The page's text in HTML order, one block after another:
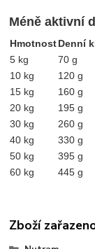
Méně aktivní
HmotnostDenní
5 kg
70 g
10 kg
120 g
15 kg
160 g
20 kg
195 g
30 kg
260 g
40 kg
330 g
50 kg
395 g
60 kg
445 g
Zboží